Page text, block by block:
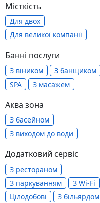
Місткість
Для двох
Для великої компанії
Банні послуги
З віником
З банщиком
SPA
З масажем
Аква зона
З басейном
З виходом до води
Додатковий сервіс
З рестораном
З паркуванням
З Wi-Fi
Цілодобові
З більярдом